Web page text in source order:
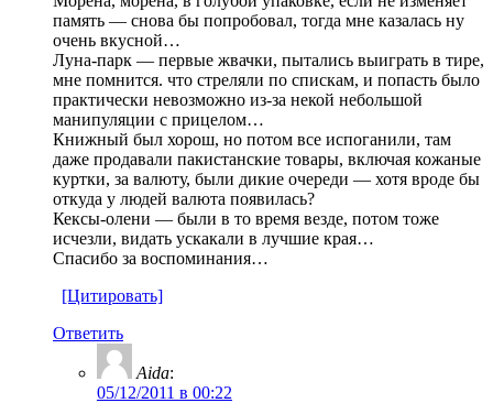
память — снова бы попробовал, тогда мне казалась ну
очень вкусной…
Луна-парк — первые жвачки, пытались выиграть в тире,
мне помнится. что стреляли по спискам, и попасть было
практически невозможно из-за некой небольшой
манипуляции с прицелом…
Книжный был хорош, но потом все испоганили, там
даже продавали пакистанские товары, включая кожаные
куртки, за валюту, были дикие очереди — хотя вроде бы
откуда у людей валюта появилась?
Кексы-олени — были в то время везде, потом тоже
исчезли, видать ускакали в лучшие края…
Спасибо за воспоминания…
[Цитировать]
Ответить
Aida:
05/12/2011 в 00:22